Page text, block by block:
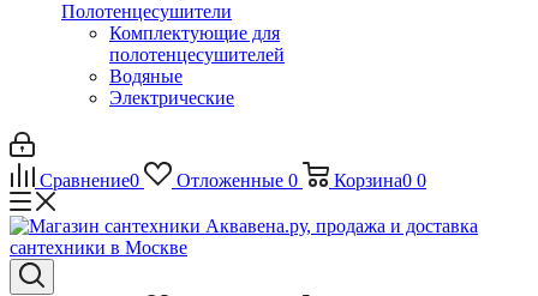
Полотенцесушители
Комплектующие для
полотенцесушителей
Водяные
Электрические
Сравнение0 Отложенные 0 Корзина0 0